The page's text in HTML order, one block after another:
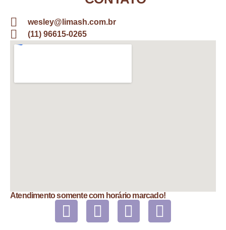
wesley@limash.com.br
(11) 96615-0265
Atendimento somente com horário marcado!